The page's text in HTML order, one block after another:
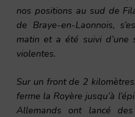
nos positions au sud de
de Braye-en-Laonnois,
matin et a été suivi d’une
violentes.
Sur un front de 2
ferme la Royère jusqu’à
Allemands ont lancé